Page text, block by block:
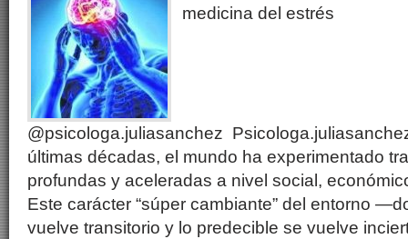
medicina del estrés
@psicologa.juliasanchez
últimas décadas, el mundo ha experimentado
profundas y aceleradas a nivel social,
Este carácter “súper cambiante” del entorno
vuelve transitorio y lo predecible se vuelve